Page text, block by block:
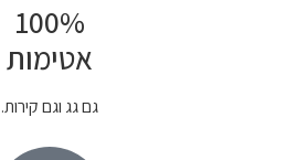
100%
אטימות
גם גג וגם קירות.